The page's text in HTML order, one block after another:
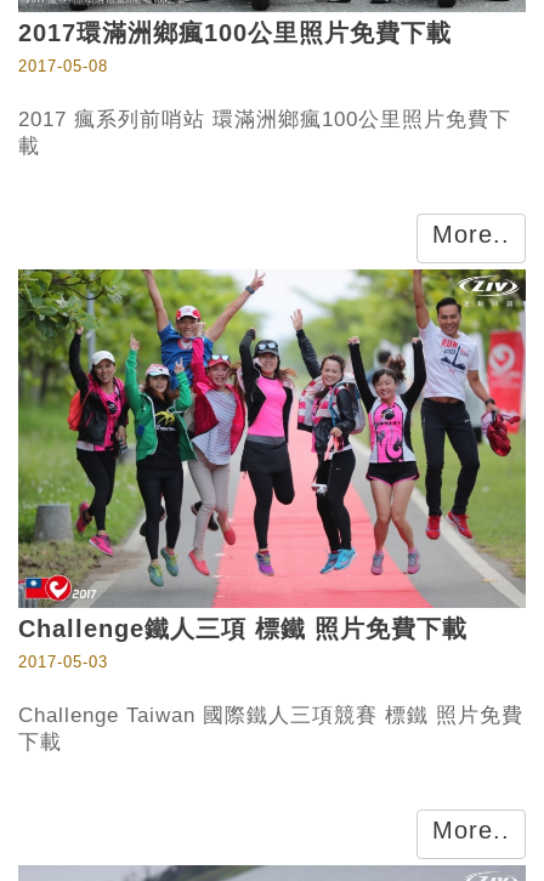
2017環滿洲鄉瘋100公里照片免費下載
2017-05-08
2017 瘋系列前哨站 環滿洲鄉瘋100公里照片免費下
載
More..
Challenge鐵人三項 標鐵 照片免費下載
2017-05-03
Challenge Taiwan 國際鐵人三項競賽 標鐵 照片免費
下載
More..